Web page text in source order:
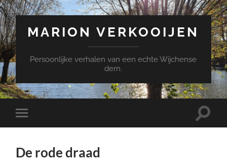
MARION VERKOOIJEN
Persoonlijke verhalen van een echte Wijchense
dern.
Toggle
mobiel
Toggle
De rode draad